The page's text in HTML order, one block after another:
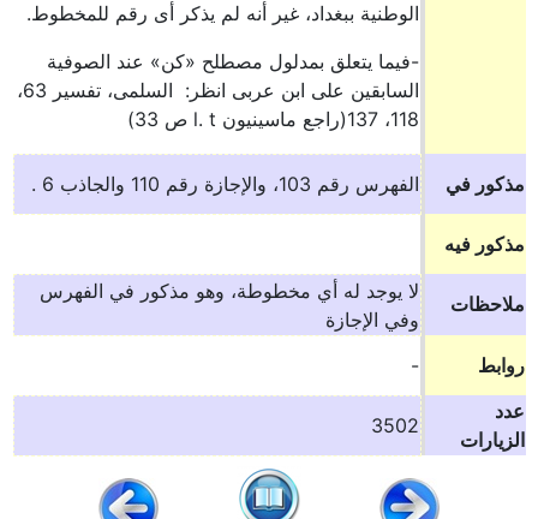
الوطنية ببغداد، غير أنه لم يذكر أى رقم للمخطوط.
-فيما يتعلق بمدلول مصطلح «كن» عند الصوفية
السابقين على ابن عربى انظر: السلمى، تفسير 63،
118، 137(راجع ماسينيون l. t ص 33)
مذكور في الفهرس رقم 103، والإجازة رقم 110 والجاذب 6 .
مذكور فيه
ملاحظات
لا يوجد له أي مخطوطة، وهو مذكور في الفهرس
وفي الإجازة
روابط
-
عدد
الزيارات
3502